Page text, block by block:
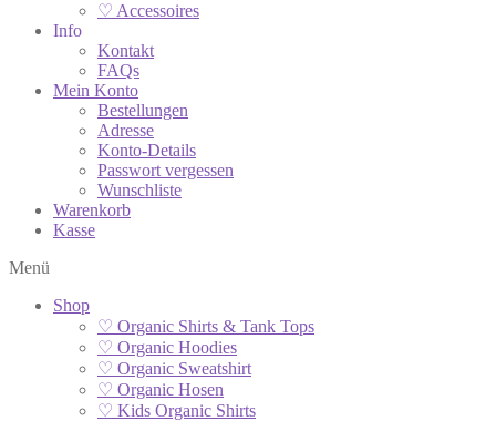
♡ Accessoires
Info
Kontakt
FAQs
Mein Konto
Bestellungen
Adresse
Konto-Details
Passwort vergessen
Wunschliste
Warenkorb
Kasse
Menü
Shop
♡ Organic Shirts & Tank Tops
♡ Organic Hoodies
♡ Organic Sweatshirt
♡ Organic Hosen
♡ Kids Organic Shirts